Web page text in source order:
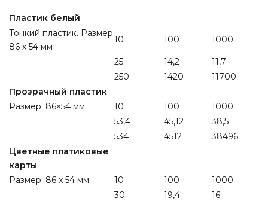
Пластик белый
Тонкий пластик. Размер
86 х 54 мм
10 100 1000
25 14,2
11,7
250
1420
11700
Прозрачный пластик
Размер: 86×54 мм
10 100
1000
53,4
45,12
38,5
534
4512
38496
Цветные платиковые
карты
Размер: 86 x 54 мм
10 100
1000
30
19,4
16